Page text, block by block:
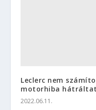
Leclerc nem
motorhiba
2022.06.11.